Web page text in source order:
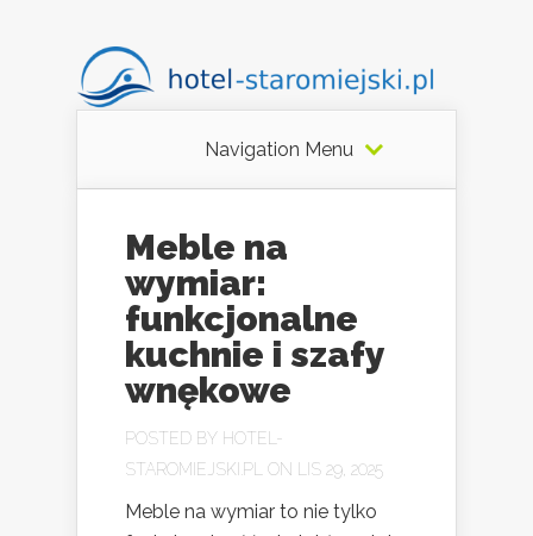
Navigation Menu
Meble na
wymiar:
funkcjonalne
kuchnie i szafy
wnękowe
POSTED BY HOTEL-
STAROMIEJSKI.PL
ON LIS 29, 2025
Meble na wymiar to nie tylko